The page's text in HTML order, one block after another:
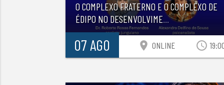
O COMPLEXO FRATERNO E O COMPLEXO DE
ÉDIPO NO DESENVOLVIME...
07 AGO location_on ONLINE access_time